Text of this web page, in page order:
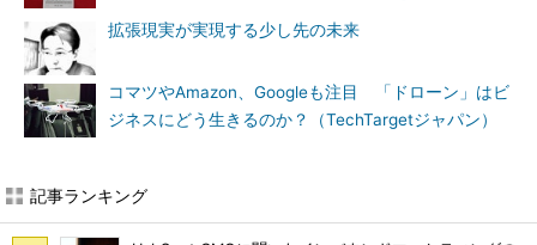
拡張現実が実現する少し先の未来
コマツやAmazon、Googleも注目 「ドローン」はビ
ジネスにどう生きるのか？（TechTargetジャパン）
記事ランキング